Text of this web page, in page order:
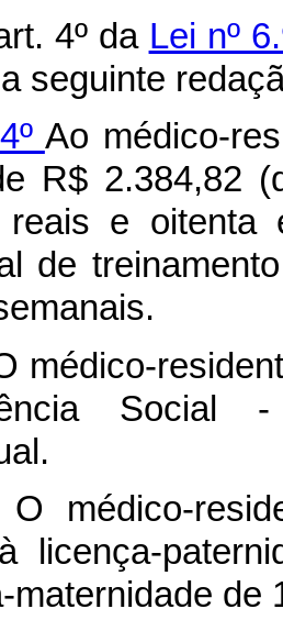
4º da Lei nº
seguinte
Ao médico-
R$ 2.384,82
reais e oitenta
de
médico-
Social
médico-
licença-
maternidade